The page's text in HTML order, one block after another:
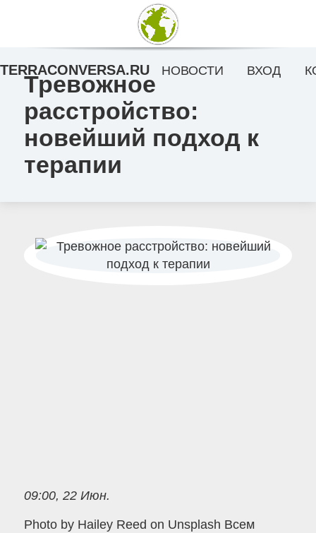
Тревожное
расстройство:
новейший подход к
терапии
09:00, 22 Июн.
Photo by Hailey Reed on Unsplash Всем
TERRACONVERSA.RU НОВОСТИ ВХОД